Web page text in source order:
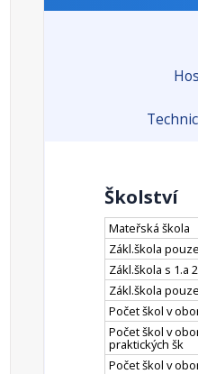
Školství
Mateřská škola
Zákl.škola
Zákl.škola s 1.a
Zákl.škola
Počet škol v
Počet škol v
praktických šk
Počet škol v